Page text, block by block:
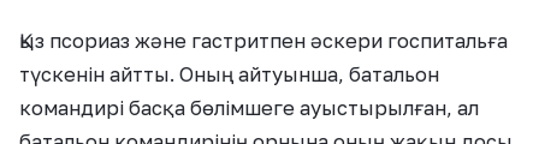
Қыз псориаз және гастритпен әскери госпитальға
түскенін айтты. Оның айтуынша, батальон
командирі басқа бөлімшеге ауыстырылған, ал